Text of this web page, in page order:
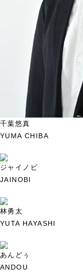
千葉悠真
YUMA CHIBA
ジャイノビ
JAINOBI
林勇太
YUTA HAYASHI
あんどぅ
ANDOU